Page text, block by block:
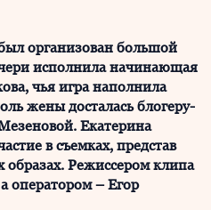
организован большой
исполнила начинающая
чья игра наполнила
жены досталась блогеру-
Екатерина
в съемках, представ
образах. Режиссером клипа
оператором – Егор